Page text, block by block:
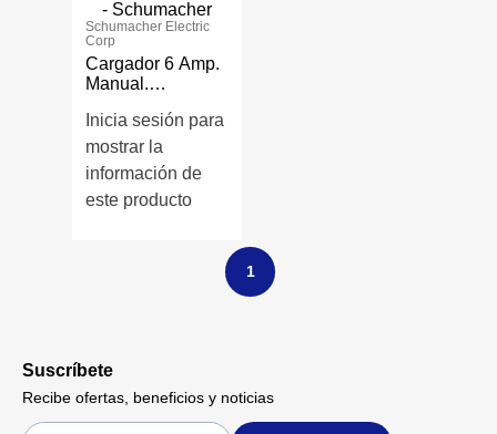
Schumacher Electric
Corp
Cargador 6 Amp.
Manual.
Schumacher
Inicia sesión para
mostrar la
información de
este producto
1
Suscríbete
Recibe ofertas, beneficios y noticias